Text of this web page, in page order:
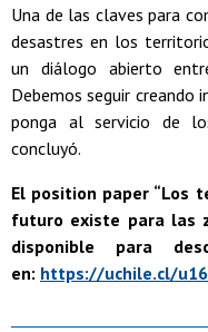
Una de las claves para
desastres en los
un diálogo abierto
Debemos seguir creando
ponga al servicio de
concluyó.
El position paper “Los
futuro existe para las
disponible para
en: https://uchile.cl/